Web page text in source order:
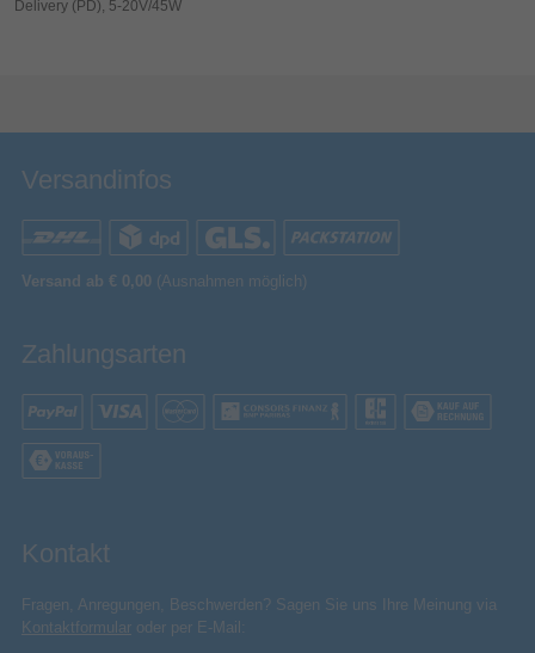
Delivery (PD), 5-20V/45W
Versandinfos
Versand ab € 0,00 (Ausnahmen möglich)
Zahlungsarten
Kontakt
Fragen, Anregungen, Beschwerden? Sagen Sie uns Ihre Meinung via
Kontaktformular oder per E-Mail: